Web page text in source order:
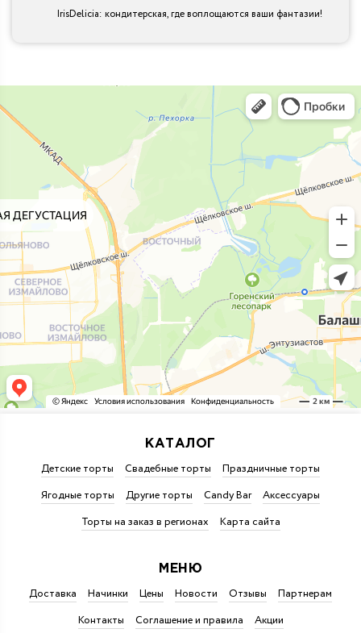
IrisDelicia: кондитерская, где воплощаются ваши фантазии!
КАТАЛОГ
Детские торты Свадебные торты
Праздничные торты
Ягодные торты
Другие торты Candy Bar
Аксессуары
Торты на заказ в регионах
Карта сайта
МЕНЮ
Доставка Начинки Цены Новости Отзывы
Партнерам
Контакты
Соглашение и правила Акции